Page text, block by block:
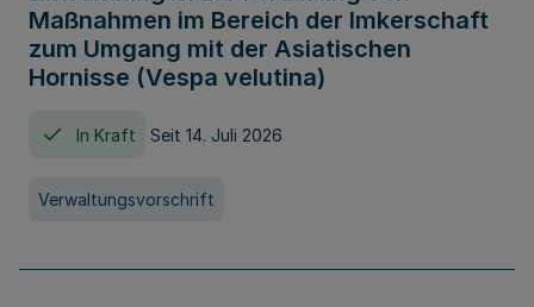
Maßnahmen im Bereich der Imkerschaft
zum Umgang mit der Asiatischen
Hornisse (Vespa velutina)
In Kraft Seit 14. Juli 2026
Verwaltungsvorschrift